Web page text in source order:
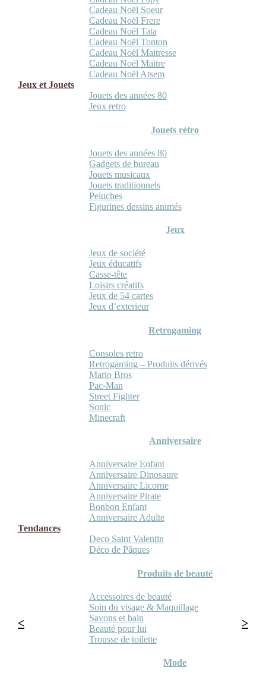
Cadeau Noël Soeur
Cadeau Noël Frere
Cadeau Noël Tata
Cadeau Noël Tonton
Cadeau Noël Maitresse
Cadeau Noël Maitre
Cadeau Noël Atsem
Jeux et Jouets
Jouets des années 80
Jeux retro
Jouets rétro
Jouets des années 80
Gadgets de bureau
Jouets musicaux
Jouets traditionnels
Peluches
Figurines dessins animés
Jeux
Jeux de société
Jeux éducatifs
Casse-tête
Loisirs créatifs
Jeux de 54 cartes
Jeux d’exterieur
Retrogaming
Consoles retro
Retrogaming – Produits dérivés
Mario Bros
Pac-Man
Street Fighter
Sonic
Minecraft
Anniversaire
Anniversaire Enfant
Anniversaire Dinosaure
Anniversaire Licorne
Anniversaire Pirate
Bonbon Enfant
Anniversaire Adulte
Tendances
Deco Saint Valentin
Déco de Pâques
Produits de beauté
Accessoires de beauté
Soin du visage & Maquillage
Savons et bain
Beauté pour lui
Trousse de toilette
Mode